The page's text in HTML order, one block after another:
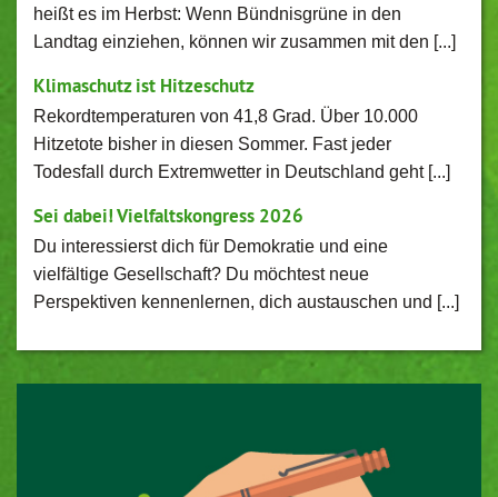
heißt es im Herbst: Wenn Bündnisgrüne in den
Landtag einziehen, können wir zusammen mit den [...]
Klimaschutz ist Hitzeschutz
Rekordtemperaturen von 41,8 Grad. Über 10.000
Hitzetote bisher in diesen Sommer. Fast jeder
Todesfall durch Extremwetter in Deutschland geht [...]
Sei dabei! Vielfaltskongress 2026
Du interessierst dich für Demokratie und eine
vielfältige Gesellschaft? Du möchtest neue
Perspektiven kennenlernen, dich austauschen und [...]